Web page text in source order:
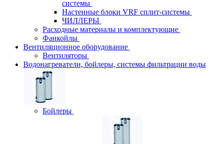
системы
Настенные блоки VRF сплит-системы
ЧИЛЛЕРЫ
Расходные материалы и комплектующие
Фанкойлы
Вентиляционное оборудование
Вентиляторы
Водонагреватели, бойлеры, системы фильтрации воды
Бойлеры